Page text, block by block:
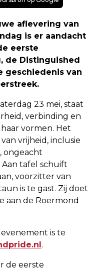
aflevering van
is er aandacht
eerste
de Distinguished
geschiedenis van
23 mei, staat
verbinding en
vormen. Het
vrijheid, inclusie
ongeacht
tafel schuift
voorzitter van
is te gast. Zij doet
aan de Roermond
is te
.
de eerste